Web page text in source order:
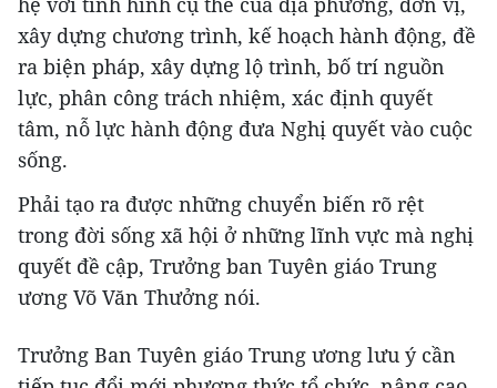
xây dựng chương trình, kế hoạch hành động, đề
ra biện pháp, xây dựng lộ trình, bố trí nguồn
lực, phân công trách nhiệm, xác định quyết
tâm, nỗ lực hành động đưa Nghị quyết vào cuộc
sống.
Phải tạo ra được những chuyển biến rõ rệt
trong đời sống xã hội ở những lĩnh vực mà nghị
quyết đề cập, Trưởng ban Tuyên giáo Trung
ương Võ Văn Thưởng nói.
Trưởng Ban Tuyên giáo Trung ương lưu ý cần